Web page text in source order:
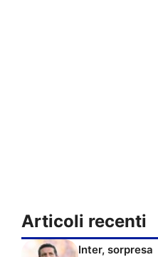
Articoli recenti
Inter, sorpresa